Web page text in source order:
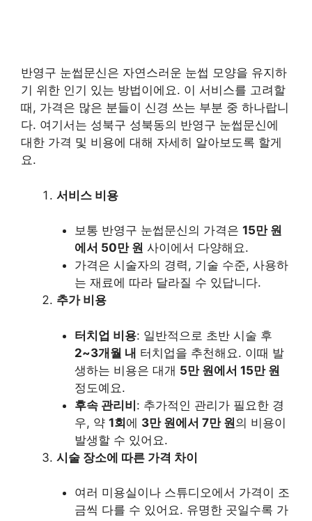
반영구 눈썹문신은 자연스러운 눈썹 모양을 유지하
기 위한 인기 있는 방법이에요. 이 서비스를 고려할
때, 가격은 많은 분들이 신경 쓰는 부분 중 하나랍니
다. 여기서는 성북구 성북동의 반영구 눈썹문신에
대한 가격 및 비용에 대해 자세히 알아보도록 할게
요.
서비스 비용
보통 반영구 눈썹문신의 가격은 15만 원
에서 50만 원 사이에서 다양해요.
가격은 시술자의 경력, 기술 수준, 사용하
는 재료에 따라 달라질 수 있답니다.
추가 비용
터치업 비용: 일반적으로 초반 시술 후
2~3개월 내 터치업을 추천해요. 이때 발
생하는 비용은 대개 5만 원에서 15만 원
정도예요.
후속 관리비: 추가적인 관리가 필요한 경
우, 약 1회에 3만 원에서 7만 원의 비용이
발생할 수 있어요.
시술 장소에 따른 가격 차이
여러 미용실이나 스튜디오에서 가격이 조
금씩 다를 수 있어요. 유명한 곳일수록 가